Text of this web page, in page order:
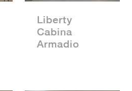
Liberty
Cabina
Armadio